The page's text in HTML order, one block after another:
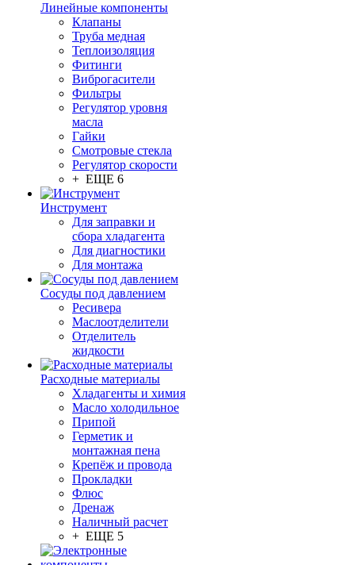
Линейные компоненты
Клапаны
Труба медная
Теплоизоляция
Фитинги
Виброгасители
Фильтры
Регулятор уровня
масла
Гайки
Смотровые стекла
Регулятор скорости
+ ЕЩЕ 6
Инструмент
Для заправки и
сбора хладагента
Для диагностики
Для монтажа
Сосуды под давлением
Ресивера
Маслоотделители
Отделитель
жидкости
Расходные материалы
Хладагенты и химия
Масло холодильное
Припой
Герметик и
монтажная пена
Крепёж и провода
Прокладки
Флюс
Дренаж
Наличный расчет
+ ЕЩЕ 5